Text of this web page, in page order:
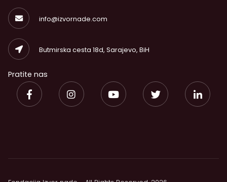
info@izvornade.com
Butmirska cesta 18d, Sarajevo, BiH
Pratite nas